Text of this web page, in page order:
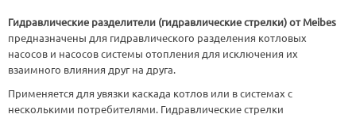
Гидравлические разделители (гидравлические стрелки) от Meibes
предназначены для гидравлического разделения котловых
насосов и насосов системы отопления для исключения их
взаимного влияния друг на друга.
Применяется для увязки каскада котлов или в системах с
несколькими потребителями. Гидравлические стрелки